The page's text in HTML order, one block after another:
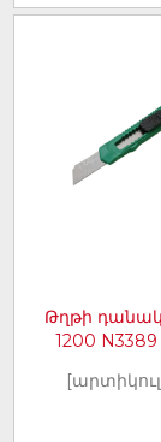
Թղթի դանակ
1200